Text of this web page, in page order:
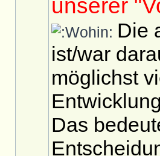
unserer
Die
ist/war
möglichst
Das